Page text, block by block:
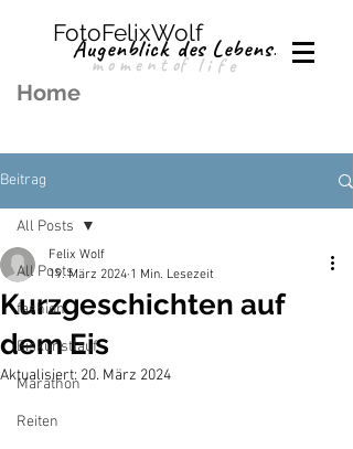
Augenblick des Lebens.
Home
FotoFelixWolf
moment
of life
Beitrag
All Posts
fashion
Eiskunstlauf
Marathon
Reiten
All Posts
Kurzgeschichten auf
dem Eis
Felix Wolf
19. März 2024 1 Min. Lesezeit
Aktualisiert: 20. März 2024